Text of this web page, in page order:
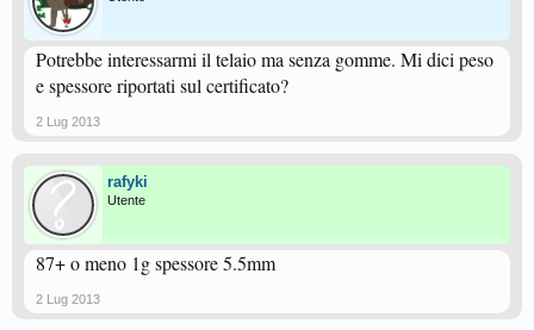
Potrebbe interessarmi il telaio ma senza gomme. Mi dici peso
e spessore riportati sul certificato?
2 Lug 2013
rafyki
Utente
87+ o meno 1g spessore 5.5mm
2 Lug 2013